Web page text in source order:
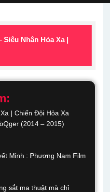
Siêu Nhân Hỏa Xa |
| Chiến Đội Hỏa Xa
(2014 – 2015)
Minh : Phương Nam Film
sắt ma thuật mà chỉ